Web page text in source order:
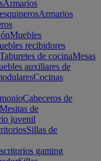
Armarios
Armarios
Muebles
recibidores
Taburetes de cocinaMesas
auxiliares de
Cocinas
Cabeceros de
Mesitas de
juvenil
Sillas de
gaming